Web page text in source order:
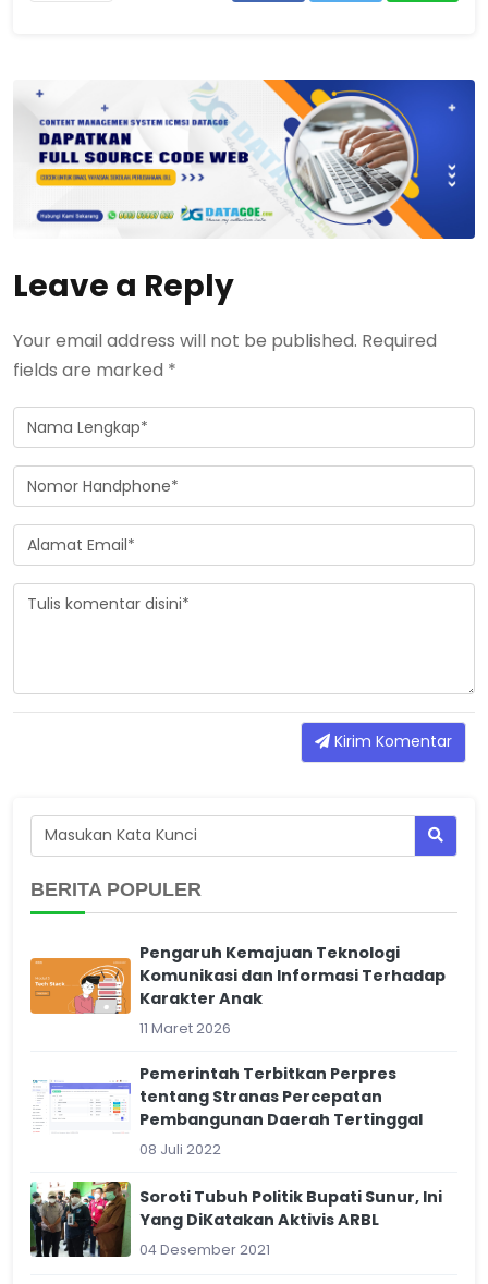
Leave a Reply
Your email address will not be published. Required
fields are marked *
Kirim Komentar
BERITA POPULER
Pengaruh Kemajuan Teknologi
Komunikasi dan Informasi Terhadap
Karakter Anak
11 Maret 2026
Pemerintah Terbitkan Perpres
tentang Stranas Percepatan
Pembangunan Daerah Tertinggal
08 Juli 2022
Soroti Tubuh Politik Bupati Sunur, Ini
Yang DiKatakan Aktivis ARBL
04 Desember 2021